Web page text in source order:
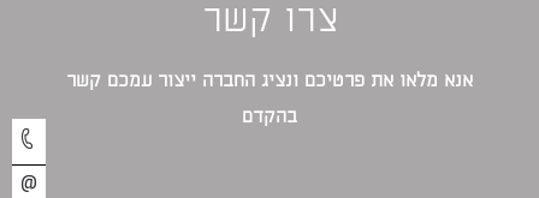
צרו קשר
אנא מלאו את פרטיכם ונציג החברה ייצור עמכם קשר
בהקדם‎